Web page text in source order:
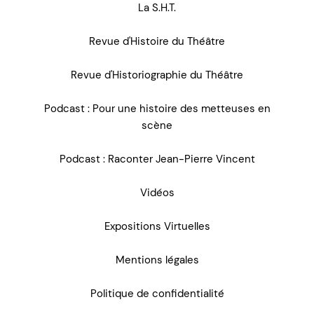
La S.H.T.
Revue d'Histoire du Théâtre
Revue d'Historiographie du Théâtre
Podcast : Pour une histoire des metteuses en
scène
Podcast : Raconter Jean-Pierre Vincent
Vidéos
Expositions Virtuelles
Mentions légales
Politique de confidentialité